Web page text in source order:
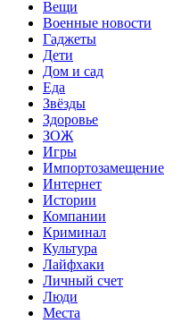
Вещи
Военные новости
Гаджеты
Дети
Дом и сад
Еда
Звёзды
Здоровье
ЗОЖ
Игры
Импортозамещение
Интернет
Истории
Компании
Криминал
Культура
Лайфхаки
Личный счет
Люди
Места